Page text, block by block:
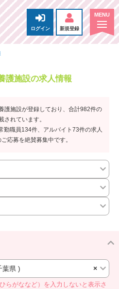
ログイン 新規登録
護施設の求人情報
護施設が登録しており、合計982件の
されています。
勤職員134件、アルバイト73件の求人
応募を絶賛募集中です。
×
葉県 )
らがななど）を入力しないと表示さ